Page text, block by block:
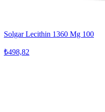
Solgar Lecithin 1360 Mg 100
₺498,82